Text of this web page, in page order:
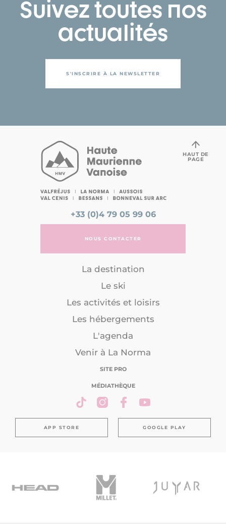
Suivez toutes nos
actualités
S'INSCRIRE À LA NEWSLETTER
+33 (0)4 79 05 99 06
NOUS CONTACTER
La destination
Le ski
Les activités et loisirs
Les hébergements
L'agenda
Venir à La Norma
SITE PRO
MÉDIATHÈQUE
APP STORE GOOGLE PLAY
HAUT DE
PAGE